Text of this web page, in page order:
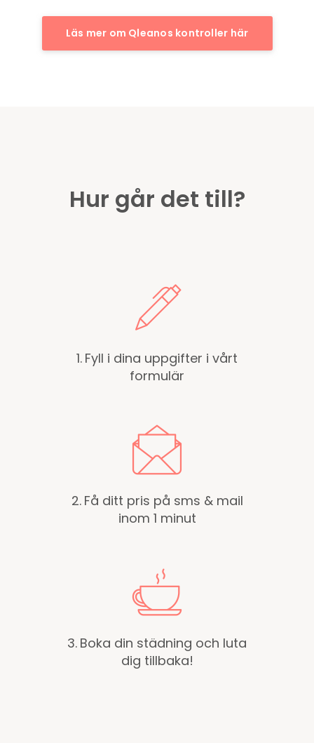
Läs mer om Qleanos kontroller här
Hur går det till?
1. Fyll i dina uppgifter i vårt
formulär
2. Få ditt pris på sms & mail
inom 1 minut
3. Boka din städning och luta
dig tillbaka!